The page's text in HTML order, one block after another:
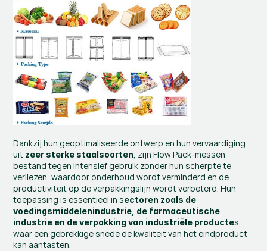
Dankzij hun geoptimaliseerde ontwerp en hun vervaardiging
uit zeer sterke staalsoorten, zijn Flow Pack-messen
bestand tegen intensief gebruik zonder hun scherpte te
verliezen, waardoor onderhoud wordt verminderd en de
productiviteit op de verpakkingslijn wordt verbeterd. Hun
toepassing is essentieel in sectoren zoals de
voedingsmiddelenindustrie, de farmaceutische
industrie en de verpakking van industriële productes,
waar een gebrekkige snede de kwaliteit van het eindproduct
kan aantasten.